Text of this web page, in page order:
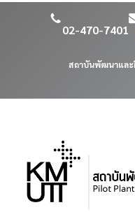
02-470-7401
สถาบันพัฒนาและ